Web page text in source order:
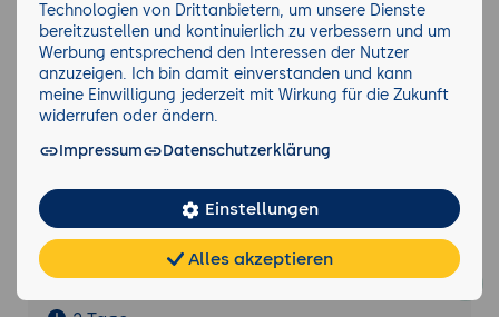
Linux-Technologieüberblick für
Führungskräfte
1 Tag
Virtualisierung unter Linux
Teilen FAQ Cookies
Technologien von Drittanbietern, um unsere Dienste
bereitzustellen und kontinuierlich zu verbessern und um
Werbung entsprechend den Interessen der Nutzer
anzuzeigen. Ich bin damit einverstanden und kann
meine Einwilligung jederzeit mit Wirkung für die Zukunft
widerrufen oder ändern.
Impressum
Datenschutzerklärung
Einstellungen
Alles akzeptieren